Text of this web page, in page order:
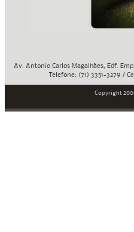
Av. Antonio Carlos Magalhães, Edf.
Telefone: (71) 3351-3279 /
Copyright